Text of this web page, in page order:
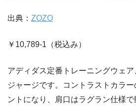
出典： ZOZO
￥10,789-1（税込み）
アディダス定番トレーニングウェ
ジャージです。コントラストカラ
ントになり、肩口はラグラン仕様で